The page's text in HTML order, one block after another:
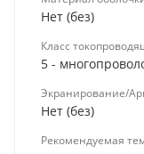
Нет (без)
Класс
5 -
Экранирование/
Нет (без)
Рекомендуемая